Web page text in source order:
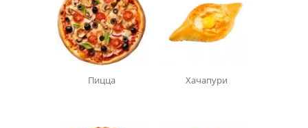
Пицца Хачапури